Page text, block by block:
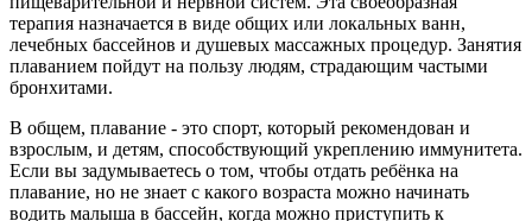
терапия назначается в виде общих или локальных ванн,
лечебных бассейнов и душевых массажных процедур. Занятия
плаванием пойдут на пользу людям, страдающим частыми
бронхитами.
В общем, плавание - это спорт, который рекомендован и
взрослым, и детям, способствующий укреплению иммунитета.
Если вы задумываетесь о том, чтобы отдать ребёнка на
плавание, но не знает с какого возраста можно начинать
водить малыша в бассейн, когда можно приступить к